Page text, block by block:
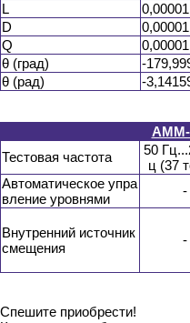
L
D
Q
θ (град)
-
θ (рад)
-
АММ-
Тестовая частота
50
ц (37
Автоматическое упра
вление уровнями
-
Внутренний источник
смещения
-
Спешите приобрести!